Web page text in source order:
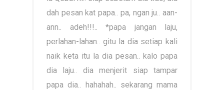
dah pesan kat papa.. pa, ngan ju.. aan-
ann.. adeh!!!.. *papa jangan laju,
perlahan-lahan.. gitu la dia setiap kali
naik keta itu la dia pesan.. kalo papa
dia laju.. dia menjerit siap tampar
papa dia.. hahahah.. sekarang mama